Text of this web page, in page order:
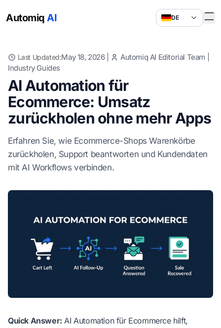
Automiq AI DE
Last Updated:May 18, 2026| Automiq AI Editorial Team
Industry Guides
AI Automation für
Ecommerce: Umsatz
zurückholen ohne mehr Apps
Erfahren Sie, wie Ecommerce-Shops Warenkörbe
zurückholen, Support beantworten und Kundendaten
mit AI Workflows verbinden.
Quick Answer: AI Automation für Ecommerce hilft,